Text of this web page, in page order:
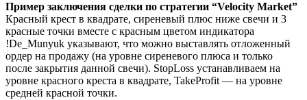
Пример заключения сделки по стратегии “Velocity Market”
Красный крест в квадрате, сиреневый плюс ниже свечи и 3
красные точки вместе с красным цветом индикатора
!De_Munyuk указывают, что можно выставлять отложенный
ордер на продажу (на уровне сиреневого плюса и только
после закрытия данной свечи). StopLoss устанавливаем на
уровне красного креста в квадрате, TakeProfit — на уровне
средней красной точки.